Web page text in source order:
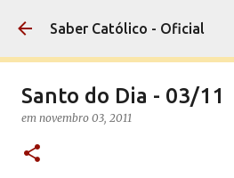
Pular para o
Saber Católico - Oficial
Santo do Dia - 03/11
em novembro 03, 2011